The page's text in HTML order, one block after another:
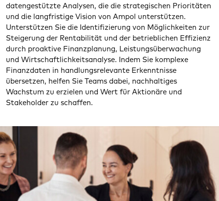
datengestützte Analysen, die die strategischen Prioritäten
und die langfristige Vision von Ampol unterstützen.
Unterstützen Sie die Identifizierung von Möglichkeiten zur
Steigerung der Rentabilität und der betrieblichen Effizienz
durch proaktive Finanzplanung, Leistungsüberwachung
und Wirtschaftlichkeitsanalyse. Indem Sie komplexe
Finanzdaten in handlungsrelevante Erkenntnisse
übersetzen, helfen Sie Teams dabei, nachhaltiges
Wachstum zu erzielen und Wert für Aktionäre und
Stakeholder zu schaffen.